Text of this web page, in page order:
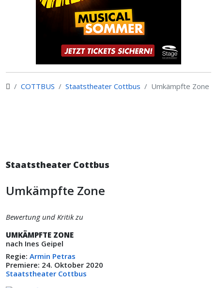
COTTBUS Staatstheater Cottbus Umkämpfte Zone
Staatstheater Cottbus
Umkämpfte Zone
Bewertung und Kritik zu
UMKÄMPFTE ZONE
nach Ines Geipel
Regie: Armin Petras
Premiere: 24. Oktober 2020
Staatstheater Cottbus